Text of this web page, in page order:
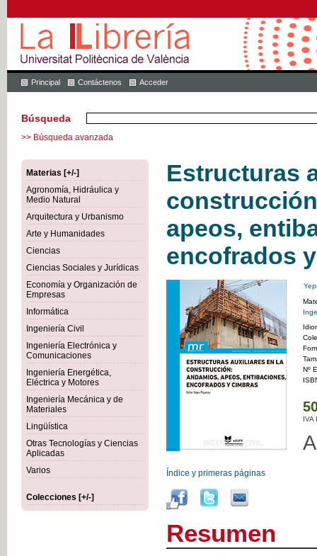
Principal Contáctenos Acceder
Búsqueda
>> Búsqueda avanzada
Materias [+/-]
Agronomía, Hidráulica y
Medio Natural
Arquitectura y Urbanismo
Arte y Humanidades
Ciencias
Ciencias Sociales y Jurídicas
Economía y Organización de
Empresas
Informática
Ingeniería Civil
Ingeniería Electrónica y
Comunicaciones
Ingeniería Energética,
Eléctrica y Motores
Ingeniería Mecánica y de
Materiales
Lingüística
Otras Tecnologías y Ciencias
Aplicadas
Varios
Colecciones [+/-]
Estructuras
apeos,
encofrados
Índice y primeras páginas
Nº
IVA
Resumen